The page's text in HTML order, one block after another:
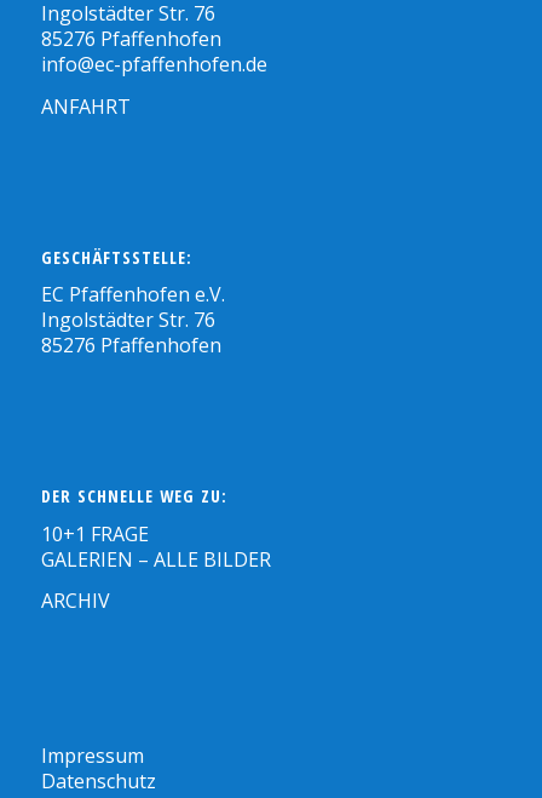
Ingolstädter Str. 76
85276 Pfaffenhofen
info@ec-pfaffenhofen.de
ANFAHRT
GESCHÄFTSSTELLE:
EC Pfaffenhofen e.V.
Ingolstädter Str. 76
85276 Pfaffenhofen
DER SCHNELLE WEG ZU:
10+1 FRAGE
GALERIEN – ALLE BILDER
ARCHIV
Impressum
Datenschutz